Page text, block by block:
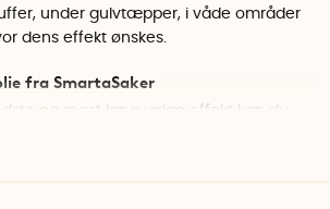
under gulvtæpper, i våde områder
dens effekt ønskes.
fra SmartaSaker
og mest langvarige effekt kan du
og terninger for at styrke og